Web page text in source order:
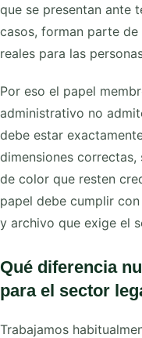
que se presentan ante
casos, forman parte
reales para las
Por eso el papel
administrativo no
debe estar
dimensiones
de color que resten
papel debe cumplir
y archivo que exige el
Qué diferencia
para el sector
Trabajamos